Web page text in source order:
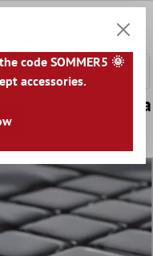
Panier
Carrelage Nokta
code SOMMER5 🌞
accessories.